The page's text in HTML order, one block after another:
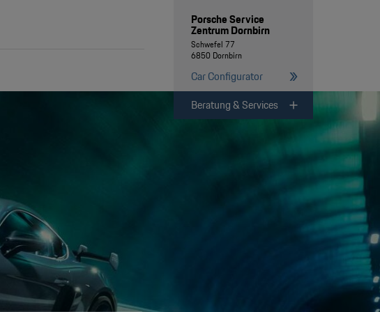
Porsche Service
Zentrum Dornbirn
Schwefel 77
6850 Dornbirn
Car Configurator
Beratung & Services